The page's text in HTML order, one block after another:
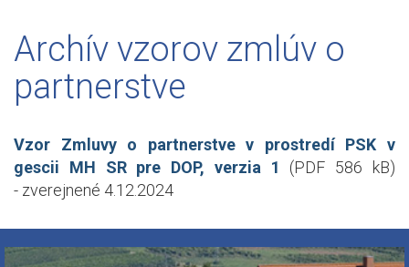
Archív vzorov zmlúv o
partnerstve
Vzor Zmluvy o partnerstve v prostredí PSK v
gescii MH SR pre DOP, verzia 1
(PDF 586 kB)
- zverejnené 4.12.2024